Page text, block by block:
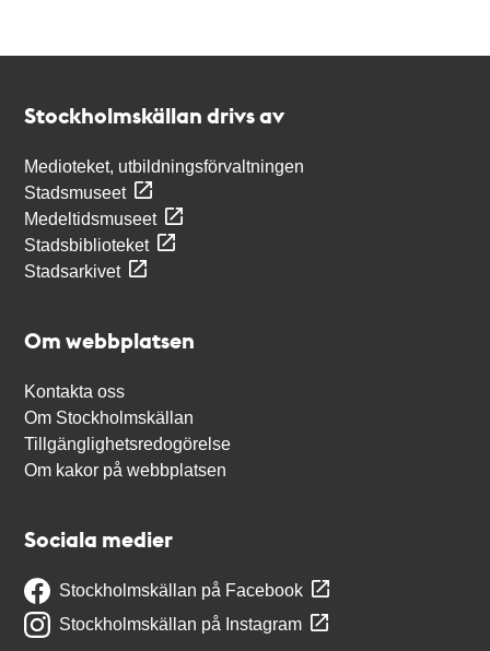
Stockholmskällan drivs av
Medioteket, utbildningsförvaltningen
Stadsmuseet
Medeltidsmuseet
Stadsbiblioteket
Stadsarkivet
Om webbplatsen
Kontakta oss
Om Stockholmskällan
Tillgänglighetsredogörelse
Om kakor på webbplatsen
Sociala medier
Stockholmskällan på Facebook
Stockholmskällan på Instagram